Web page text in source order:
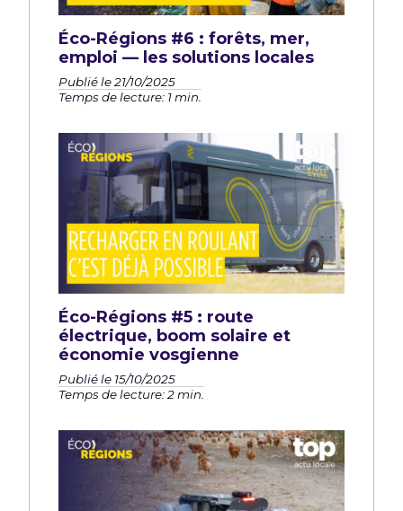
Éco-Régions #6 : forêts, mer,
emploi — les solutions locales
Publié le 21/10/2025
Temps de lecture: 1 min.
Éco-Régions #5 : route
électrique, boom solaire et
économie vosgienne
Publié le 15/10/2025
Temps de lecture: 2 min.